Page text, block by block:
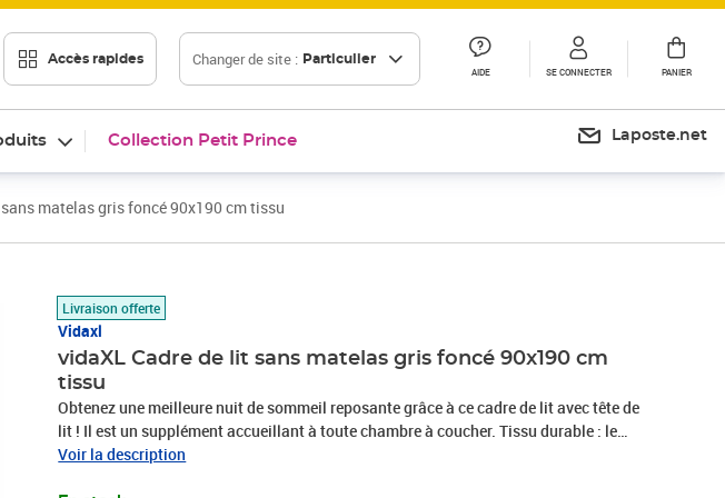
Accès rapides Changer de site : Particulier
AIDE SE CONNECTER PANIER
Collection Petit Prince Laposte.net
matelas gris foncé 90x190 cm tissu
Livraison offerte
Vidaxl
vidaXL Cadre de lit sans matelas gris foncé 90x190 cm
tissu
Obtenez une meilleure nuit de sommeil reposante grâce à ce cadre de lit avec tête de
lit ! Il est un supplément accueillant à toute chambre à coucher. Tissu durable : le
tissu présente un aspect simple et épuré, et il est respirant et durable.Pieds de soutien
Voir la description
Prix barré 103,99 €
Prix 72,89€